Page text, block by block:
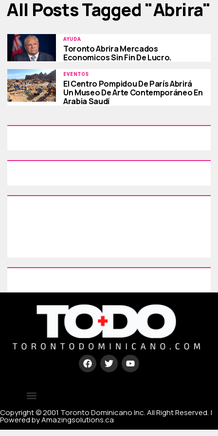
All Posts Tagged "abrira"
AYUDA
Toronto Abrira Mercados
Economicos Sin Fin De Lucro.
EVENTOS
El Centro Pompidou De París Abrirá
Un Museo De Arte Contemporáneo En
Arabia Saudí
Copyright © 2001 Toronto Dominicano Inc. All Right Reserved. |
Powered by Amazingsolutions.ca